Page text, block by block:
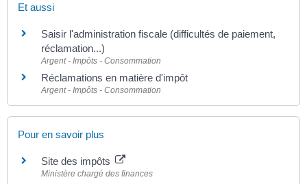
Et aussi
Saisir l'administration fiscale (difficultés de paiement,
réclamation...)
Argent - Impôts - Consommation
Réclamations en matière d'impôt
Argent - Impôts - Consommation
Pour en savoir plus
Site des impôts
Ministère chargé des finances